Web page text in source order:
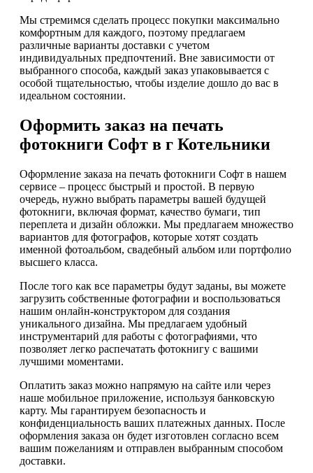
Мы стремимся сделать процесс покупки максимально
комфортным для каждого, поэтому предлагаем
различные варианты доставки с учетом
индивидуальных предпочтений. Вне зависимости от
выбранного способа, каждый заказ упаковывается с
особой тщательностью, чтобы изделие дошло до вас в
идеальном состоянии.
Оформить заказ на печать
фотокниги Софт в г Котельники
Оформление заказа на печать фотокниги Софт в нашем
сервисе – процесс быстрый и простой. В первую
очередь, нужно выбрать параметры вашей будущей
фотокниги, включая формат, качество бумаги, тип
переплета и дизайн обложки. Мы предлагаем множество
вариантов для фотографов, которые хотят создать
именной фотоальбом, свадебный альбом или портфолио
высшего класса.
После того как все параметры будут заданы, вы можете
загрузить собственные фотографии и воспользоваться
нашим онлайн-конструктором для создания
уникального дизайна. Мы предлагаем удобный
инструментарий для работы с фотографиями, что
позволяет легко распечатать фотокнигу с вашими
лучшими моментами.
Оплатить заказ можно напрямую на сайте или через
наше мобильное приложение, используя банковскую
карту. Мы гарантируем безопасность и
конфиденциальность ваших платежных данных. После
оформления заказа он будет изготовлен согласно всем
вашим пожеланиям и отправлен выбранным способом
доставки.